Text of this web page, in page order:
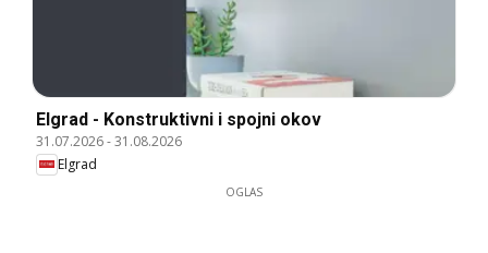
Elgrad - Konstruktivni i spojni okov
31.07.2026-31.08.2026
Elgrad
OGLAS